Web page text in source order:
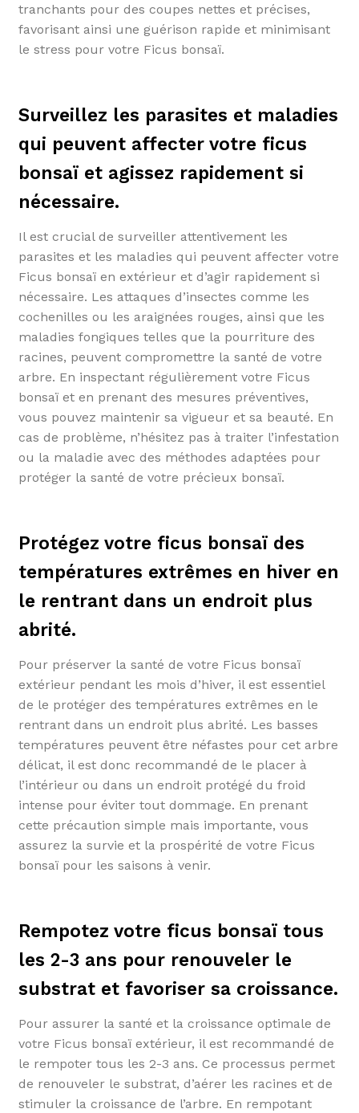
tranchants pour des coupes nettes et précises,
favorisant ainsi une guérison rapide et minimisant
le stress pour votre Ficus bonsaï.
Surveillez les parasites et maladies
qui peuvent affecter votre ficus
bonsaï et agissez rapidement si
nécessaire.
Il est crucial de surveiller attentivement les
parasites et les maladies qui peuvent affecter votre
Ficus bonsaï en extérieur et d’agir rapidement si
nécessaire. Les attaques d’insectes comme les
cochenilles ou les araignées rouges, ainsi que les
maladies fongiques telles que la pourriture des
racines, peuvent compromettre la santé de votre
arbre. En inspectant régulièrement votre Ficus
bonsaï et en prenant des mesures préventives,
vous pouvez maintenir sa vigueur et sa beauté. En
cas de problème, n’hésitez pas à traiter l’infestation
ou la maladie avec des méthodes adaptées pour
protéger la santé de votre précieux bonsaï.
Protégez votre ficus bonsaï des
températures extrêmes en hiver en
le rentrant dans un endroit plus
abrité.
Pour préserver la santé de votre Ficus bonsaï
extérieur pendant les mois d’hiver, il est essentiel
de le protéger des températures extrêmes en le
rentrant dans un endroit plus abrité. Les basses
températures peuvent être néfastes pour cet arbre
délicat, il est donc recommandé de le placer à
l’intérieur ou dans un endroit protégé du froid
intense pour éviter tout dommage. En prenant
cette précaution simple mais importante, vous
assurez la survie et la prospérité de votre Ficus
bonsaï pour les saisons à venir.
Rempotez votre ficus bonsaï tous
les 2-3 ans pour renouveler le
substrat et favoriser sa croissance.
Pour assurer la santé et la croissance optimale de
votre Ficus bonsaï extérieur, il est recommandé de
le rempoter tous les 2-3 ans. Ce processus permet
de renouveler le substrat, d’aérer les racines et de
stimuler la croissance de l’arbre. En rempotant